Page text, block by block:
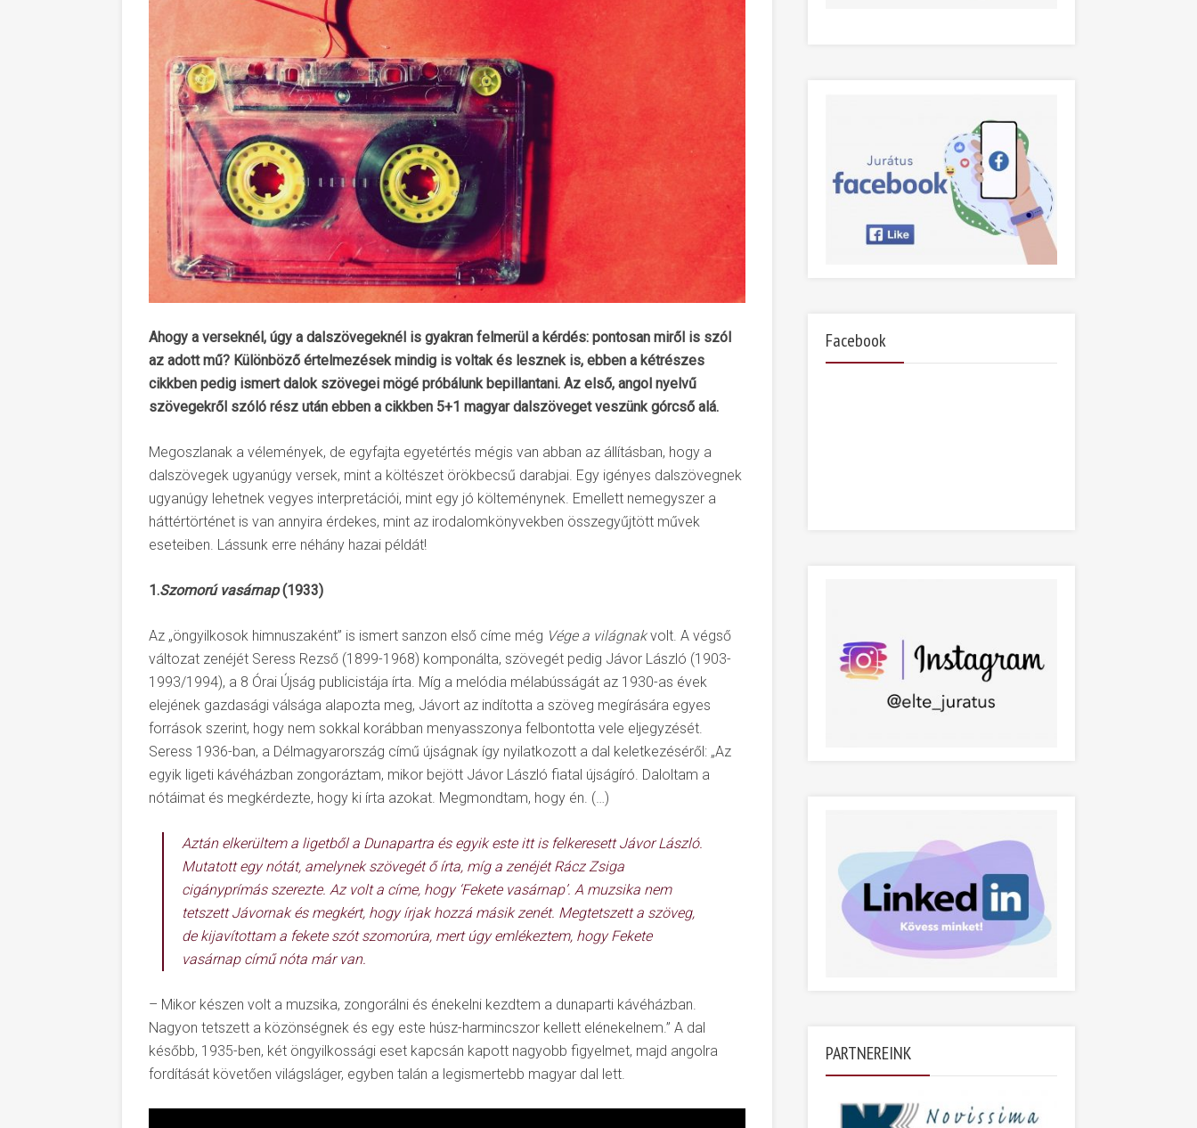
Ahogy a verseknél, úgy a dalszövegeknél is gyakran felmerül a kérdés: pontosan miről is szól
az adott mű? Különböző értelmezések mindig is voltak és lesznek is, ebben a kétrészes
cikkben pedig ismert dalok szövegei mögé próbálunk bepillantani. Az első, angol nyelvű
szövegekről szóló rész után ebben a cikkben 5+1 magyar dalszöveget veszünk górcső alá.
Megoszlanak a vélemények, de egyfajta egyetértés mégis van abban az állításban, hogy a
dalszövegek ugyanúgy versek, mint a költészet örökbecsű darabjai. Egy igényes dalszövegnek
ugyanúgy lehetnek vegyes interpretációi, mint egy jó költeménynek. Emellett nemegyszer a
háttértörténet is van annyira érdekes, mint az irodalomkönyvekben összegyűjtött művek
eseteiben. Lássunk erre néhány hazai példát!
1.Szomorú vasárnap(1933)
Az „öngyilkosok himnuszaként” is ismert sanzon első címe még Vége a világnakvolt. A végső
változat zenéjét Seress Rezső (1899-1968) komponálta, szövegét pedig Jávor László (1903-
1993/1994), a 8 Órai Újság publicistája írta. Míg a melódia mélabússágát az 1930-as évek
elejének gazdasági válsága alapozta meg, Jávort az indította a szöveg megírására egyes
források szerint, hogy nem sokkal korábban menyasszonya felbontotta vele eljegyzését.
Seress 1936-ban, a Délmagyarország című újságnak így nyilatkozott a dal keletkezéséről: „Az
egyik ligeti kávéházban zongoráztam, mikor bejött Jávor László fiatal újságíró. Daloltam a
nótáimat és megkérdezte, hogy ki írta azokat. Megmondtam, hogy én. (…)
Aztán elkerültem a ligetből a Dunapartra és egyik este itt is felkeresett Jávor László.
Mutatott egy nótát, amelynek szövegét ő írta, míg a zenéjét Rácz Zsiga
cigányprímás szerezte. Az volt a címe, hogy ‘ Fekete vasárnap’. A muzsika nem
tetszett Jávornak és megkért, hogy írjak hozzá másik zenét. Megtetszett a szöveg,
de kijavítottam a fekete szót szomorúra, mert úgy emlékeztem, hogyFekete
vasárnapcímű nóta már van.
– Mikor készen volt a muzsika, zongorálni és énekelni kezdtem a dunaparti kávéházban.
Nagyon tetszett a közönségnek és egy este húsz-harmincszor kellett elénekelnem.” A dal
később, 1935-ben, két öngyilkossági eset kapcsán kapott nagyobb figyelmet, majd angolra
fordítását követően világsláger, egyben talán a legismertebb magyar dal lett.
Facebook
PARTNEREINK